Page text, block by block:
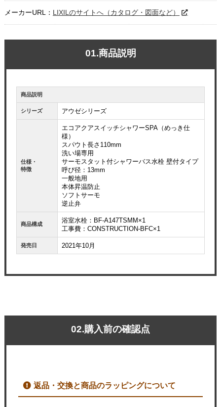
メーカーURL： LIXILのサイトへ（カタログ・図面など）
01.商品説明
商品説明
シリーズ アウゼシリーズ
仕様・
特徴
エコアクアスイッチシャワーSPA（めっき仕
様）
スパウト長さ110mm
洗い場専用
サーモスタット付シャワーバス水栓 壁付タイプ
呼び径：13mm
一般地用
本体昇温防止
ソフトサーモ
逆止弁
商品構成
浴室水栓：BF-A147TSMM×1
工事費：CONSTRUCTION-BFC×1
発売日 2021年10月
02.購入前の確認点
返品・交換と商品のラッピングについて